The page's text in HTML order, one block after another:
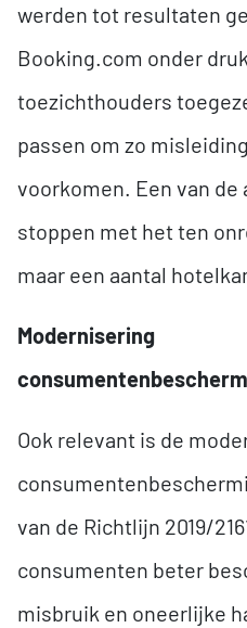
werden tot resultaten
Booking.com onder
toezichthouders
passen om zo
voorkomen. Een van
stoppen met het ten
maar een aantal
Modernisering
Ook relevant is de
van de Richtlijn 2019/
consumenten beter
misbruik en oneerlijke